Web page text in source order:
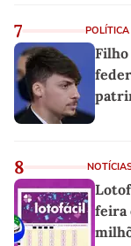
7 POLÍTICA
8
feira